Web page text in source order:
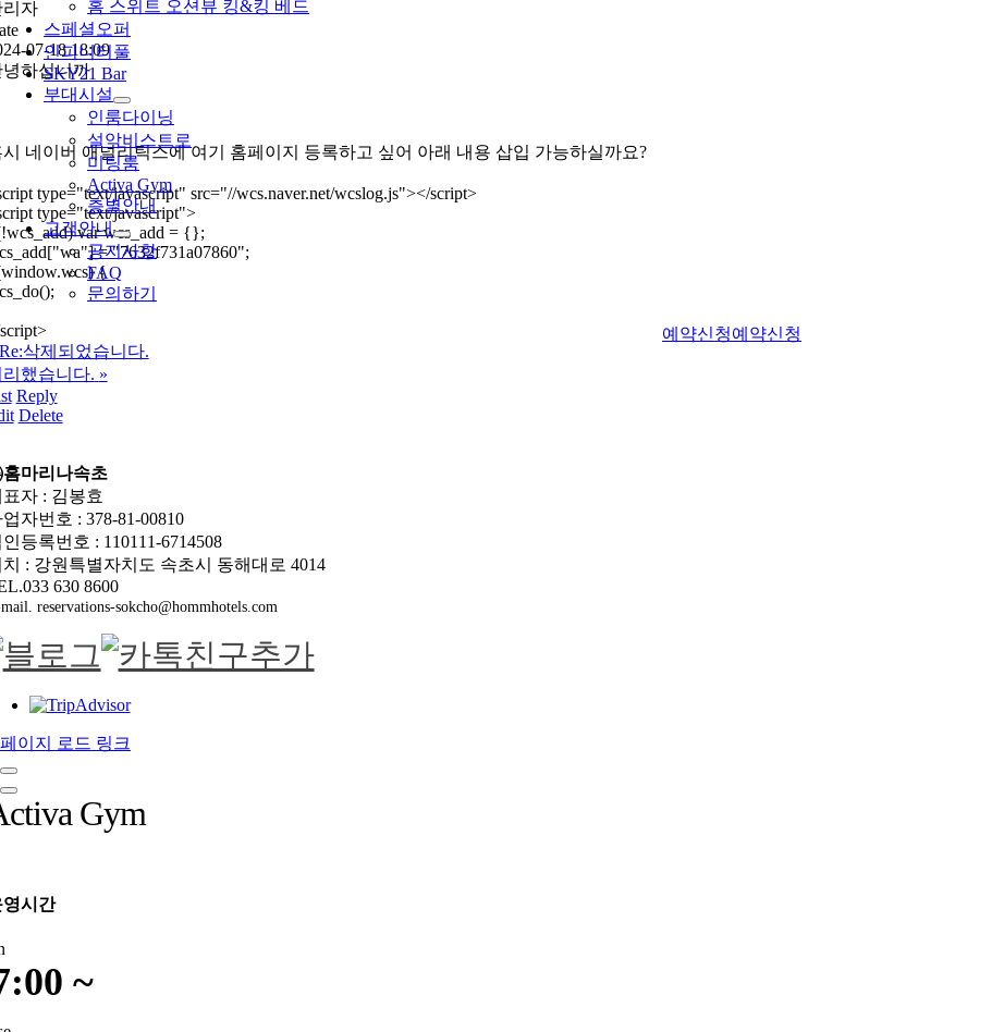
홈 스위트 오션뷰 킹&킹 베드
스페셜오퍼
인피니티풀
SKY21 Bar
부대시설
인룸다이닝
설악비스트로
미팅룸
Activa Gym
층별안내
고객안내
공지사항
FAQ
문의하기
예약신청예약신청
자
07-18 18:09
하십니까
네이버 애널리틱스에 여기 홈페이지 등록하고 싶어 아래 내용 삽입 가능하실까요?
type="text/javascript" src="//wcs.naver.net/wcslog.js"></script>
type="text/javascript">
var wcs_add = {};
= "7632f731a07860";
{
삭제되었습니다.
했습니다. »
Reply
Delete
마리나속초
자 : 김봉효
자번호 : 378-81-00810
등록번호 : 110111-6714508
: 강원특별자치도 속초시 동해대로 4014
630 8600
reservations-sokcho@hommhotels.com
페이지 로드 링크
Gym
시간
~